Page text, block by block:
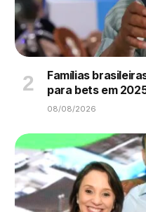
Famílias
para bets em
08/08/2026